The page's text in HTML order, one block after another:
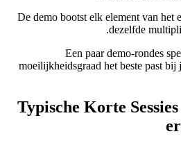
De demo bootst elk element van het
dezelfde
Een paar demo‑rondes
moeilijkheidsgraad het beste past bij
8. Typische Korte